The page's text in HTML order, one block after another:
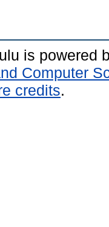
is powered
Computer
credits.